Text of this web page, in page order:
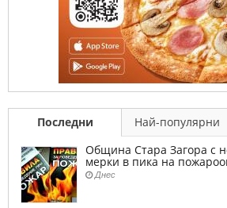
Последни Най-популярни
Община Стара Загора с
мерки в пика на
Днес